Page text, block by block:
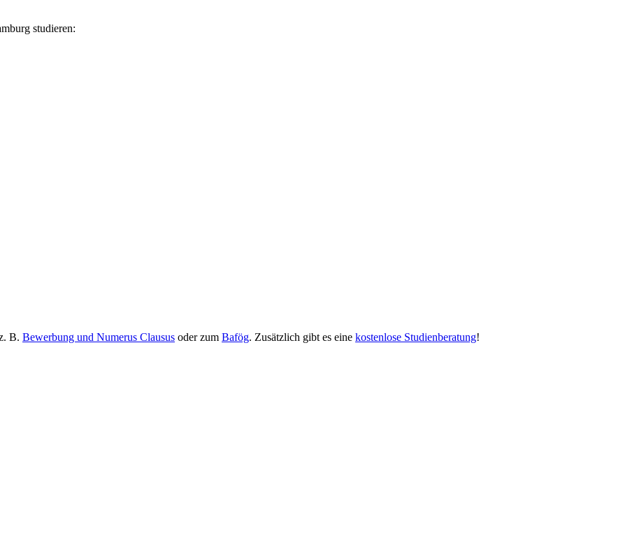
studieren:
B. Bewerbung und Numerus Clausus oder zum Bafög. Zusätzlich gibt es eine kostenlose Studienberatung!